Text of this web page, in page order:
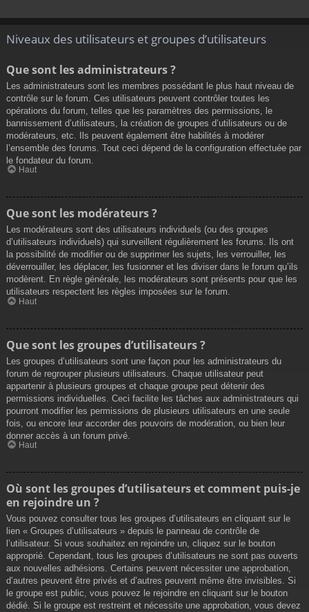
Niveaux des utilisateurs et groupes d’utilisateurs
Que sont les administrateurs ?
Les administrateurs sont les membres possédant le plus haut niveau de
contrôle sur le forum. Ces utilisateurs peuvent contrôler toutes les
opérations du forum, telles que les paramètres des permissions, le
bannissement d’utilisateurs, la création de groupes d’utilisateurs ou de
modérateurs, etc. Ils peuvent également être habilités à modérer
l’ensemble des forums. Tout ceci dépend de la configuration effectuée par
le fondateur du forum.
Haut
Que sont les modérateurs ?
Les modérateurs sont des utilisateurs individuels (ou des groupes
d’utilisateurs individuels) qui surveillent régulièrement les forums. Ils ont
la possibilité de modifier ou de supprimer les sujets, les verrouiller, les
déverrouiller, les déplacer, les fusionner et les diviser dans le forum qu’ils
modèrent. En règle générale, les modérateurs sont présents pour que les
utilisateurs respectent les règles imposées sur le forum.
Haut
Que sont les groupes d’utilisateurs ?
Les groupes d’utilisateurs sont une façon pour les administrateurs du
forum de regrouper plusieurs utilisateurs. Chaque utilisateur peut
appartenir à plusieurs groupes et chaque groupe peut détenir des
permissions individuelles. Ceci facilite les tâches aux administrateurs qui
pourront modifier les permissions de plusieurs utilisateurs en une seule
fois, ou encore leur accorder des pouvoirs de modération, ou bien leur
donner accès à un forum privé.
Haut
Où sont les groupes d’utilisateurs et comment puis-je
en rejoindre un ?
Vous pouvez consulter tous les groupes d’utilisateurs en cliquant sur le
lien « Groupes d’utilisateurs » depuis le panneau de contrôle de
l’utilisateur. Si vous souhaitez en rejoindre un, cliquez sur le bouton
approprié. Cependant, tous les groupes d’utilisateurs ne sont pas ouverts
aux nouvelles adhésions. Certains peuvent nécessiter une approbation,
d’autres peuvent être privés et d’autres peuvent même être invisibles. Si
le groupe est public, vous pouvez le rejoindre en cliquant sur le bouton
dédié. Si le groupe est restreint et nécessite une approbation, vous devez